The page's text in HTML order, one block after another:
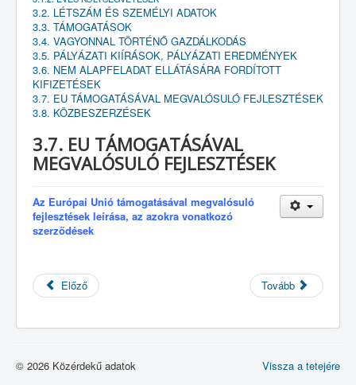
3.2. LÉTSZÁM ÉS SZEMÉLYI ADATOK
3.3. TÁMOGATÁSOK
3.4. VAGYONNAL TÖRTÉNŐ GAZDÁLKODÁS
3.5. PÁLYÁZATI KIÍRÁSOK, PÁLYÁZATI EREDMÉNYEK
3.6. NEM ALAPFELADAT ELLÁTÁSÁRA FORDÍTOTT
KIFIZETÉSEK
3.7. EU TÁMOGATÁSÁVAL MEGVALÓSULÓ FEJLESZTÉSEK
3.8. KÖZBESZERZÉSEK
3.7. EU TÁMOGATÁSÁVAL
MEGVALÓSULÓ FEJLESZTÉSEK
Az Európai Unió támogatásával megvalósuló
fejlesztések leírása, az azokra vonatkozó
szerződések
Előző Tovább
Vissza a tetejére
© 2026 Közérdekű adatok